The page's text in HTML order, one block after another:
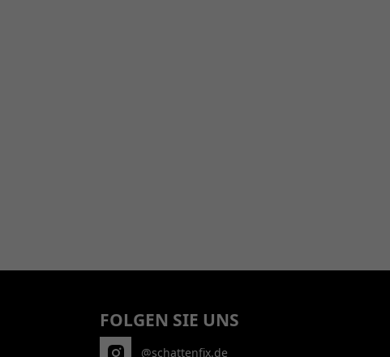
FOLGEN SIE UNS
@schattenfix.de